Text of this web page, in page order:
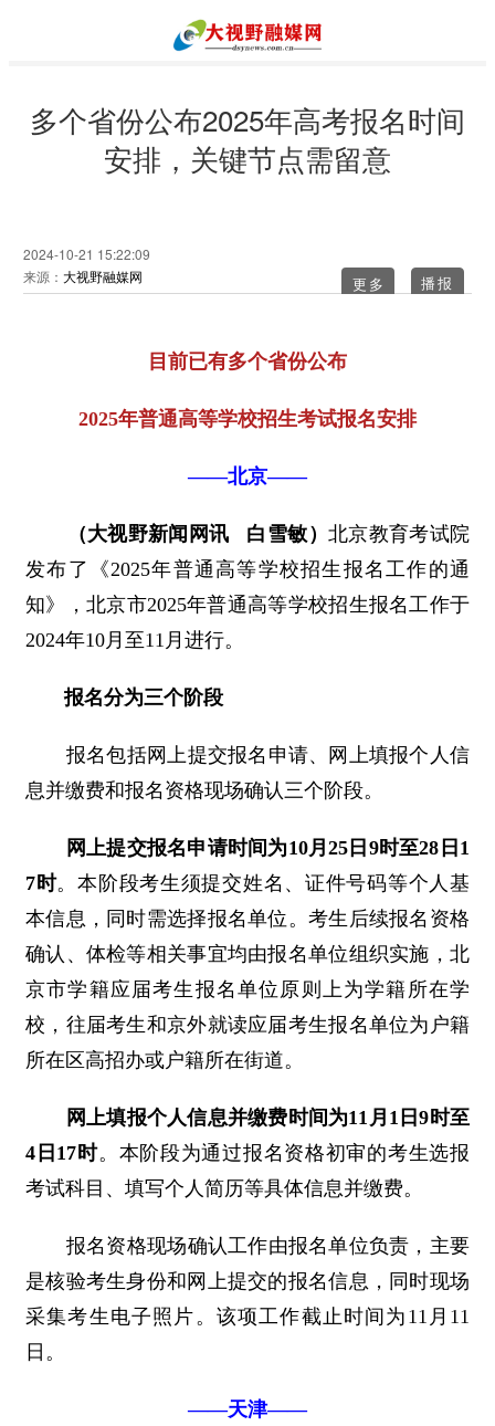
多个省份公布2025年高考报名时间
安排，关键节点需留意
2024-10-21 15:22:09
来源： 大视野融媒网 更多
目前已有多个省份公布
2025年普通高等学校招生考试报名安排
——北京——
（大视野新闻网讯 白雪敏） 北京教育考试院
发布了《2025年普通高等学校招生报名工作的通
知》，北京市2025年普通高等学校招生报名工作于
2024年10月至11月进行。
报名分为三个阶段
报名包括网上提交报名申请、网上填报个人信
息并缴费和报名资格现场确认三个阶段。
网上提交报名申请时间为10月25日9时至28日1
7时。本阶段考生须提交姓名、证件号码等个人基
本信息，同时需选择报名单位。考生后续报名资格
确认、体检等相关事宜均由报名单位组织实施，北
京市学籍应届考生报名单位原则上为学籍所在学
校，往届考生和京外就读应届考生报名单位为户籍
所在区高招办或户籍所在街道。
网上填报个人信息并缴费时间为11月1日9时至
4日17时。本阶段为通过报名资格初审的考生选报
考试科目、填写个人简历等具体信息并缴费。
报名资格现场确认工作由报名单位负责，主要
是核验考生身份和网上提交的报名信息，同时现场
采集考生电子照片。该项工作截止时间为11月11
日。
——天津——